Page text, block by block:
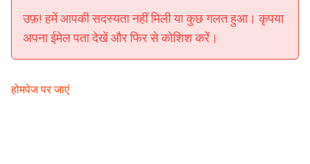
उफ़! हमें आपकी सदस्यता नहीं मिली या कुछ गलत हुआ। कृपया
अपना ईमेल पता देखें और फिर से कोशिश करें।
होमपेज पर जाएं